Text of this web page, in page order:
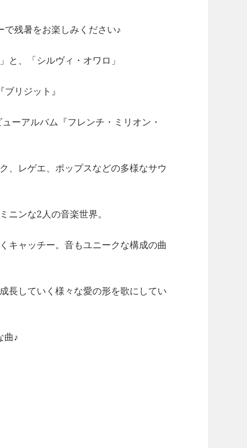
残暑をお楽しみください♪
と、「シルヴィ・オワロ」
リジット』
ーアルバム『フレンチ・ミリオン・
、レゲエ、ポップスなどの多様なサウ
ニンな2人の音楽世界。
キャッチー。音もユニークな構成の曲
長していく様々な愛の形を歌にしてい
曲♪